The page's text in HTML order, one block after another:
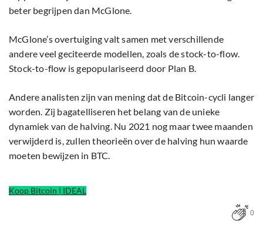
beter begrijpen dan McGlone.
McGlone’s overtuiging valt samen met verschillende
andere veel geciteerde modellen, zoals de stock-to-flow.
Stock-to-flow is gepopulariseerd door Plan B.
Andere analisten zijn van mening dat de Bitcoin-cycli langer
worden. Zij bagatelliseren het belang van de unieke
dynamiek van de halving. Nu 2021 nog maar twee maanden
verwijderd is, zullen theorieën over de halving hun waarde
moeten bewijzen in BTC.
Koop Bitcoin | IDEAL
0